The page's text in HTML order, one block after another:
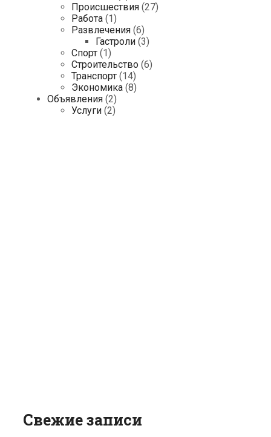
Происшествия (27)
Работа (1)
Развлечения (6)
Гастроли (3)
Спорт (1)
Строительство (6)
Транспорт (14)
Экономика (8)
Объявления (2)
Услуги (2)
Свежие записи